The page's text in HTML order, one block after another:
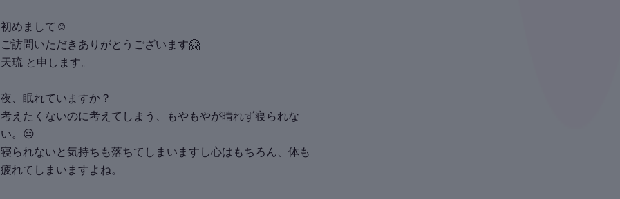
初めまして☺
ご訪問いただきありがとうございます🤗
天琉 と申します。
夜、眠れていますか？
考えたくないのに考えてしまう、もやもやが晴れず寝られな
い。😔
寝られないと気持ちも落ちてしまいますし心はもちろん、体も
疲れてしまいますよね。